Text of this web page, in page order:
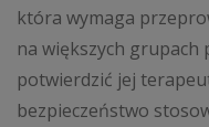
która wymaga
na większych grupach
potwierdzić jej
bezpieczeństwo